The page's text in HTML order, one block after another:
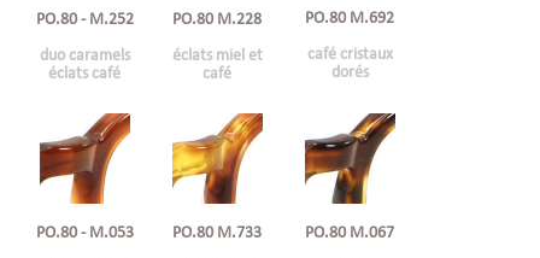
PO.80 - M.252
duo caramels
éclats café
PO.80 M.228
éclats miel et
café
PO.80 M.692
café cristaux
dorés
PO.80 - M.053
PO.80 M.733
PO.80 M.067